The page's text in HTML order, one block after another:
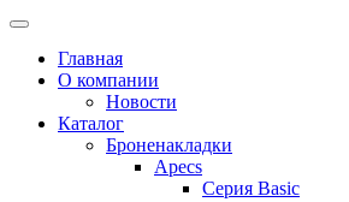
Главная
О компании
Новости
Каталог
Броненакладки
Apecs
Серия Basic